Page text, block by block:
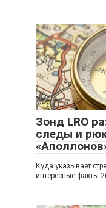
Зонд LRO
следы и
Куда указывает
интересные факты